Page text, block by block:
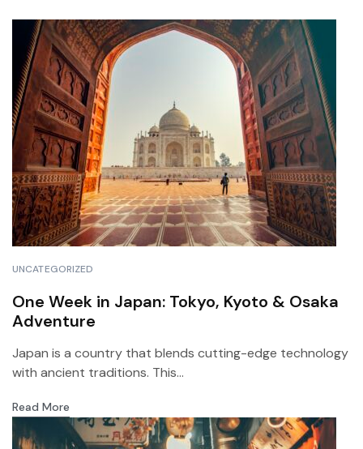
UNCATEGORIZED
One Week in Japan: Tokyo, Kyoto & Osaka
Adventure
Japan is a country that blends cutting-edge technology
with ancient traditions. This...
Read More